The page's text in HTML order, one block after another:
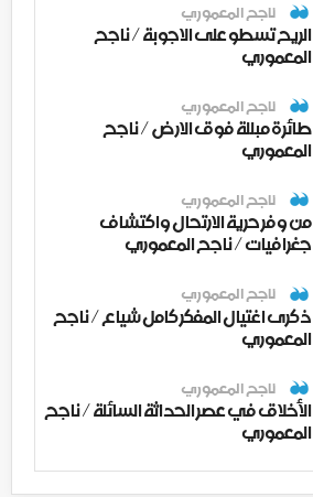
ناجح المعموري
الريح تسطو على الاجوبة / ناجح
المعموري
ناجح المعموري
طائرة مبللة فوق الارض / ناجح
المعموري
ناجح المعموري
من وفر حرية الارتحال واكتشاف
جغرافيات / ناجح المعموري
ناجح المعموري
ذكرى اغتيال المفكر كامل شياع / ناجح
المعموري
ناجح المعموري
الأخلاق في عصر الحداثة السائلة / ناجح
المعموري